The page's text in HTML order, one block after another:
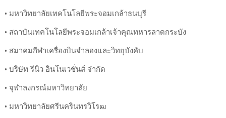
• มหาวิทยาลัยเทคโนโลยีพระจอมเกล้าธนบุรี
• สถาบันเทคโนโลยีพระจอมเกล้าเจ้าคุณทหารลาดกระบัง
• สมาคมกีฬาเครื่องบินจำลองและวิทยุบังคับ
• บริษัท รีนิว อินโนเวชั่นส์ จำกัด
• จุฬาลงกรณ์มหาวิทยาลัย
• มหาวิทยาลัยศรีนครินทรวิโรฒ